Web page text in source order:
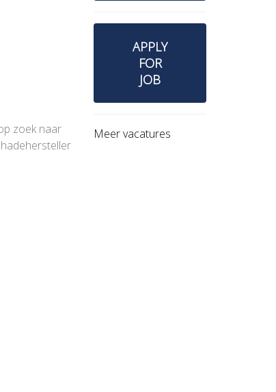
zoek naar
APPLY
FOR
JOB
Meer vacatures